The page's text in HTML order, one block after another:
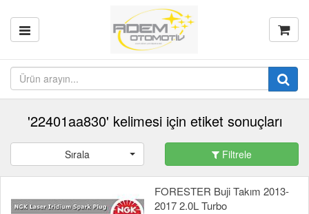
'22401aa830' kelimesi için etiket sonuçları
Sırala Filtrele
FORESTER Buji Takım 2013-
2017 2.0L Turbo